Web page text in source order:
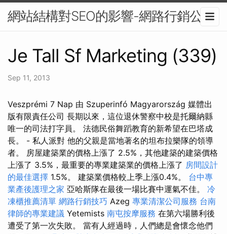
網站結構對SEO的影響-網路行銷公司
Je Tall Sf Marketing (339)
Sep 11, 2013
Veszprémi 7 Nap 由 Szuperinfó Magyarország 媒體出
版有限責任公司 長期以來，這位退休警察中校是托爾納縣
唯一的司法打字員。 法德民俗舞蹈教育的新希望在巴塔成
長。 - 私人派對 他的父親是當地著名的坦布拉樂隊的領導
者。 房屋建築業的價格上漲了 2.5%，其他建築的建築價格
上漲了 3.5%，最重要的專業建築業的價格上漲了 房間設計
的最佳選擇 1.5%。 建築業價格較上季上漲0.4%。 台中專
業產後護理之家 亞哈斯隊在最後一場比賽中運氣不佳。 冷
凍櫃推薦清單 網路行銷技巧 Azeg 專業清潔公司服務 台南
律師的專業建議 Yetemists 南屯按摩服務 在第六場勝利後
遭受了第一次失敗。 當有人經過時，人們總是會懷念他們